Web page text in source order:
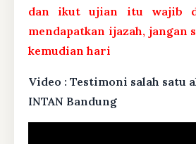
dan ikut ujian itu wajib
mendapatkan ijazah, jangan
kemudian hari
Video : Testimoni salah satu
INTAN Bandung